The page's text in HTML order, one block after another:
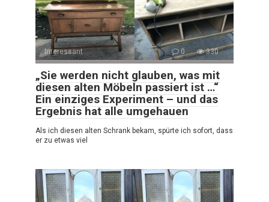
Interessant 0 330
„Sie werden nicht glauben, was mit
diesen alten Möbeln passiert ist …“
Ein einziges Experiment – und das
Ergebnis hat alle umgehauen
Als ich diesen alten Schrank bekam, spürte ich sofort, dass
er zu etwas viel